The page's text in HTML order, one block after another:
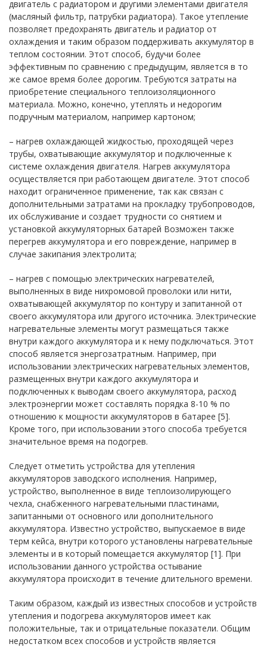
двигатель с радиатором и другими элементами двигателя
(масляный фильтр, патрубки радиатора). Такое утепление
позволяет предохранять двигатель и радиатор от
охлаждения и таким образом поддерживать аккумулятор в
теплом состоянии. Этот способ, будучи более
эффективным по сравнению с предыдущим, является в то
же самое время более дорогим. Требуются затраты на
приобретение специального теплоизоляционного
материала. Можно, конечно, утеплять и недорогим
подручным материалом, например картоном;
– нагрев охлаждающей жидкостью, проходящей через
трубы, охватывающие аккумулятор и подключенные к
системе охлаждения двигателя. Нагрев аккумулятора
осуществляется при работающем двигателе. Этот способ
находит ограниченное применение, так как связан с
дополнительными затратами на прокладку трубопроводов,
их обслуживание и создает трудности со снятием и
установкой аккумуляторных батарей Возможен также
перегрев аккумулятора и его повреждение, например в
случае закипания электролита;
– нагрев с помощью электрических нагревателей,
выполненных в виде нихромовой проволоки или нити,
охватывающей аккумулятор по контуру и запитанной от
своего аккумулятора или другого источника. Электрические
нагревательные элементы могут размещаться также
внутри каждого аккумулятора и к нему подключаться. Этот
способ является энергозатратным. Например, при
использовании электрических нагревательных элементов,
размещенных внутри каждого аккумулятора и
подключенных к выводам своего аккумулятора, расход
электроэнергии может составлять порядка 8-10 % по
отношению к мощности аккумуляторов в батарее [5].
Кроме того, при использовании этого способа требуется
значительное время на подогрев.
Следует отметить устройства для утепления
аккумуляторов заводского исполнения. Например,
устройство, выполненное в виде теплоизолирующего
чехла, снабженного нагревательными пластинами,
запитанными от основного или дополнительного
аккумулятора. Известно устройство, выпускаемое в виде
терм кейса, внутри которого установлены нагревательные
элементы и в который помещается аккумулятор [1]. При
использовании данного устройства остывание
аккумулятора происходит в течение длительного времени.
Таким образом, каждый из известных способов и устройств
утепления и подогрева аккумуляторов имеет как
положительные, так и отрицательные показатели. Общим
недостатком всех способов и устройств является